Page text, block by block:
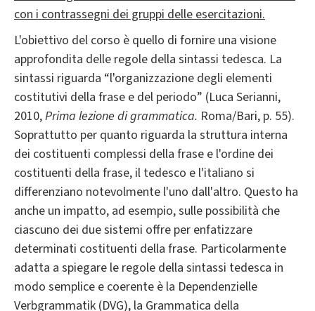
con i contrassegni dei gruppi delle esercitazioni.
L'obiettivo del corso è quello di fornire una visione
approfondita delle regole della sintassi tedesca. La
sintassi riguarda “l'organizzazione degli elementi
costitutivi della frase e del periodo” (Luca Serianni,
2010,Prima lezione di grammatica. Roma/Bari, p. 55).
Soprattutto per quanto riguarda la struttura interna
dei costituenti complessi della frase e l'ordine dei
costituenti della frase, il tedesco e l'italiano si
differenziano notevolmente l'uno dall'altro. Questo ha
anche un impatto, ad esempio, sulle possibilità che
ciascuno dei due sistemi offre per enfatizzare
determinati costituenti della frase. Particolarmente
adatta a spiegare le regole della sintassi tedesca in
modo semplice e coerente è la Dependenzielle
Verbgrammatik (DVG), la Grammatica della